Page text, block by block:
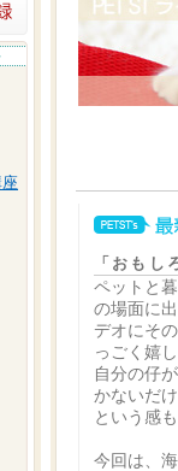
「おもし
ペットと
の場面に
デオにそ
っごく嬉
自分の仔
かないだ
という感
今回は、